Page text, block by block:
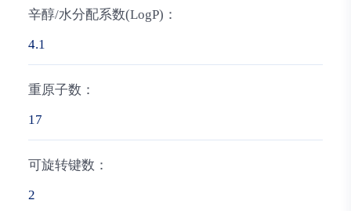
辛醇/水分配系数(LogP)：
4.1
重原子数：
17
可旋转键数：
2